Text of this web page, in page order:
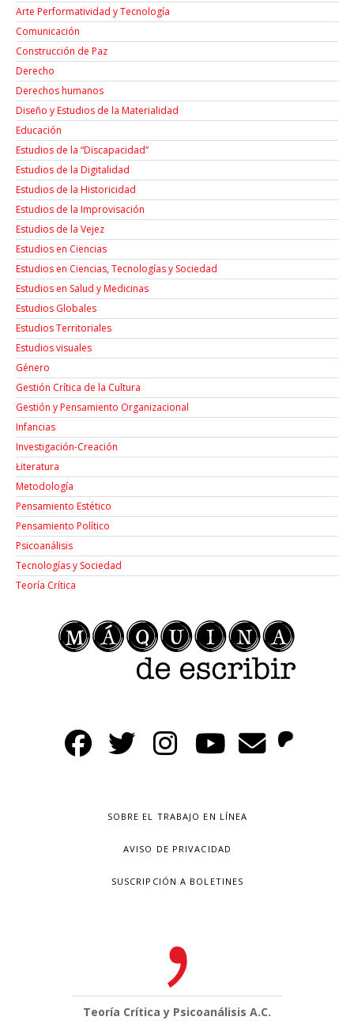
Arte Performatividad y Tecnología
Comunicación
Construcción de Paz
Derecho
Derechos humanos
Diseño y Estudios de la Materialidad
Educación
Estudios de la “Discapacidad”
Estudios de la Digitalidad
Estudios de la Historicidad
Estudios de la Improvisación
Estudios de la Vejez
Estudios en Ciencias
Estudios en Ciencias, Tecnologías y Sociedad
Estudios en Salud y Medicinas
Estudios Globales
Estudios Territoriales
Estudios visuales
Género
Gestión Crítica de la Cultura
Gestión y Pensamiento Organizacional
Infancias
Investigación-Creación
Łiteratura
Metodología
Pensamiento Estético
Pensamiento Político
Psicoanálisis
Tecnologías y Sociedad
Teoría Crítica
SOBRE EL TRABAJO EN LÍNEA
AVISO DE PRIVACIDAD
SUSCRIPCIÓN A BOLETINES
Teoría Crítica y Psicoanálisis A.C.